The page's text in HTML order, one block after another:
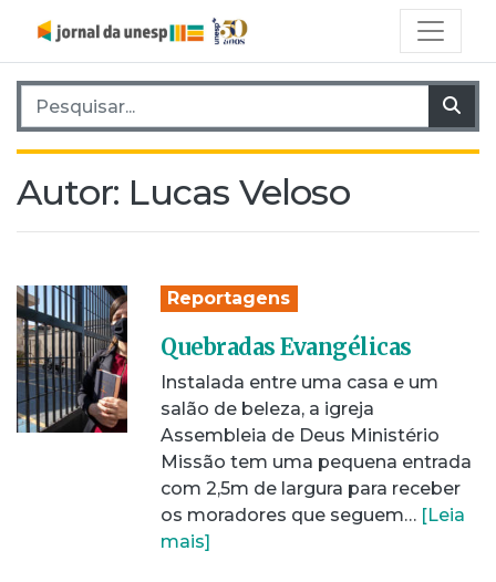
Pesquisar por:
Autor: Lucas Veloso
Reportagens
Quebradas Evangélicas
Instalada entre uma casa e um
salão de beleza, a igreja
Assembleia de Deus Ministério
Missão tem uma pequena entrada
com 2,5m de largura para receber
os moradores que seguem… [Leia
mais]